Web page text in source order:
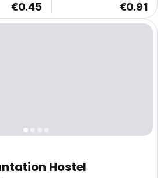
€0.45 €0.91
Hostel